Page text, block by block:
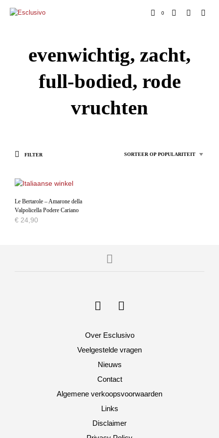
0
evenwichtig, zacht,
full-bodied, rode
vruchten
FILTER
Le Bertarole – Amarone della
Valpolicella Podere Cariano
€ 24,90
Over Esclusivo
Veelgestelde vragen
Nieuws
Contact
Algemene verkoopsvoorwaarden
Links
Disclaimer